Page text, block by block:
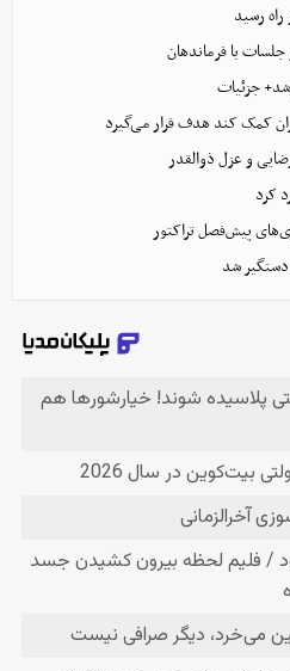
رسید
با فرماندهان
جزئیات
کمک کند هدف قرار می‌گیرد
و عزل ذوالقدر
کرد
پیش‌فصل تراکتور
شد